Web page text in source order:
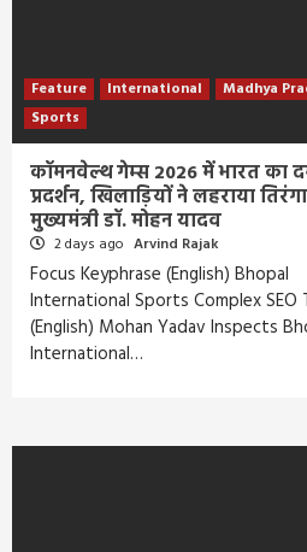
Feature International
Madhya
Sports
कॉमनवेल्थ गेम्स 2026 में भारत का
प्रदर्शन, खिलाड़ियों ने लहराया
मुख्यमंत्री डॉ. मोहन यादव
2 days ago Arvind Rajak
Focus Keyphrase (English) Bhopal
International Sports Complex SEO
(English) Mohan Yadav Inspects
International…